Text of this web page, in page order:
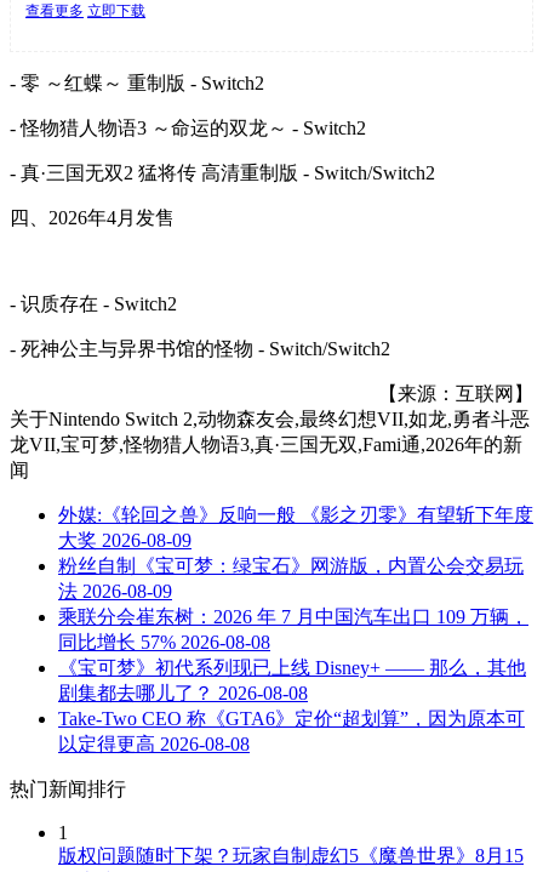
查看更多 立即下载
- 零 ～红蝶～ 重制版 - Switch2
- 怪物猎人物语3 ～命运的双龙～ - Switch2
- 真·三国无双2 猛将传 高清重制版 - Switch/Switch2
四、2026年4月发售
- 识质存在 - Switch2
- 死神公主与异界书馆的怪物 - Switch/Switch2
【来源：互联网】
关于Nintendo Switch 2,动物森友会,最终幻想VII,如龙,勇者斗恶
龙VII,宝可梦,怪物猎人物语3,真·三国无双,Fami通,2026年的新
闻
外媒:《轮回之兽》反响一般 《影之刃零》有望斩下年度
大奖 2026-08-09
粉丝自制《宝可梦：绿宝石》网游版，内置公会交易玩
法 2026-08-09
乘联分会崔东树：2026 年 7 月中国汽车出口 109 万辆，
同比增长 57% 2026-08-08
《宝可梦》初代系列现已上线 Disney+ —— 那么，其他
剧集都去哪儿了？ 2026-08-08
Take-Two CEO 称《GTA6》定价“超划算”，因为原本可
以定得更高 2026-08-08
热门新闻排行
1
版权问题随时下架？玩家自制虚幻5《魔兽世界》8月15